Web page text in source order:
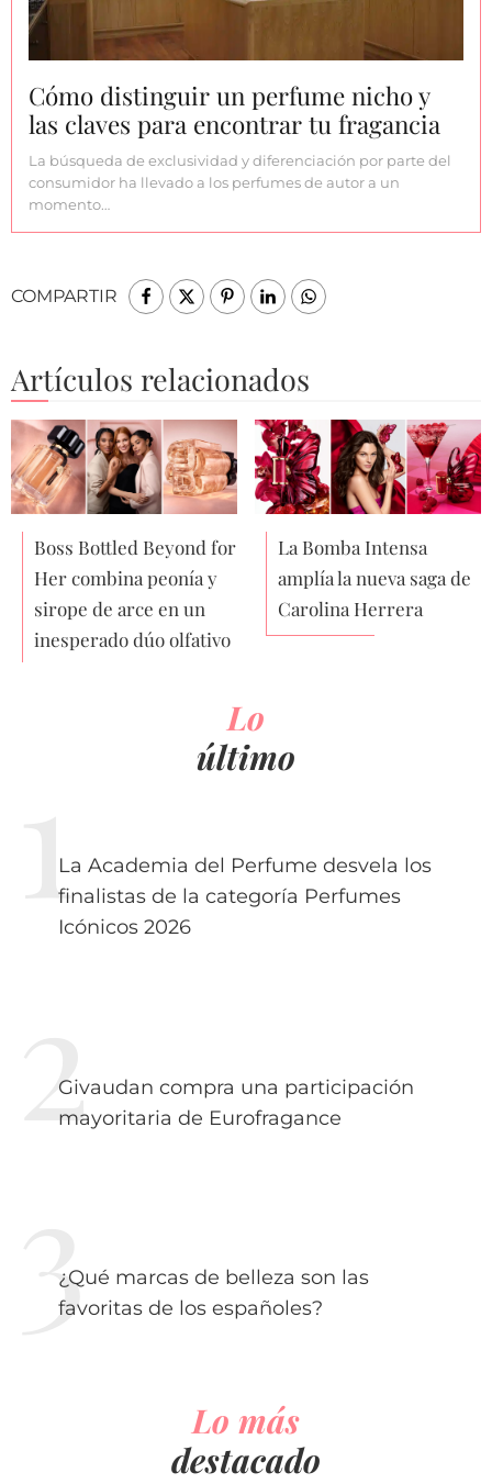
Cómo distinguir un perfume nicho y
las claves para encontrar tu fragancia
La búsqueda de exclusividad y diferenciación por parte del
consumidor ha llevado a los perfumes de autor a un
momento…
COMPARTIR
Artículos relacionados
Boss Bottled Beyond for
Her combina peonía y
sirope de arce en un
inesperado dúo olfativo
La Bomba Intensa
amplía la nueva saga de
Carolina Herrera
Lo
último
La Academia del Perfume desvela los
finalistas de la categoría Perfumes
Icónicos 2026
Givaudan compra una participación
mayoritaria de Eurofragance
¿Qué marcas de belleza son las
favoritas de los españoles?
Lo más
destacado